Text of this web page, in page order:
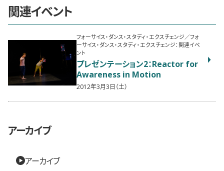
関連イベント
フォーサイス・ダンス・スタディ・エクスチェンジ／フォ
ーサイス・ダンス・スタディ・エクスチェンジ：関連イベ
ント
プレゼンテーション2：Reactor for
Awareness in Motion
2012年3月3日（土）
アーカイブ
アーカイブ